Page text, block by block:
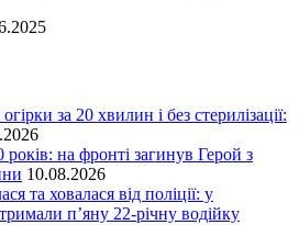
за 20 хвилин і без стерилізації:
на фронті загинув Герой з
10.08.2026
та ховалася від поліції: у
п’яну 22-річну водійку